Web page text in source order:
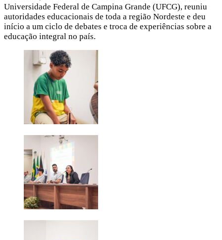
Universidade Federal de Campina Grande (UFCG), reuniu
autoridades educacionais de toda a região Nordeste e deu
início a um ciclo de debates e troca de experiências sobre a
educação integral no país.